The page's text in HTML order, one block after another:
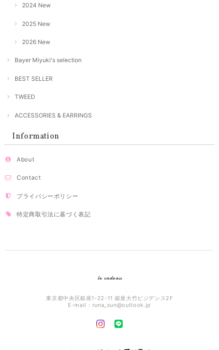
2024 New
2025 New
2026 New
Bayer Miyuki's selection
BEST SELLER
TWEED
ACCESSORIES & EARRINGS
Information
About
Contact
プライバシーポリシー
特定商取引法に基づく表記
le cadeau
東京都中央区銀座1-22-11 銀座大竹ビジデンス2F
E-mail： runa_sun@outlook.jp